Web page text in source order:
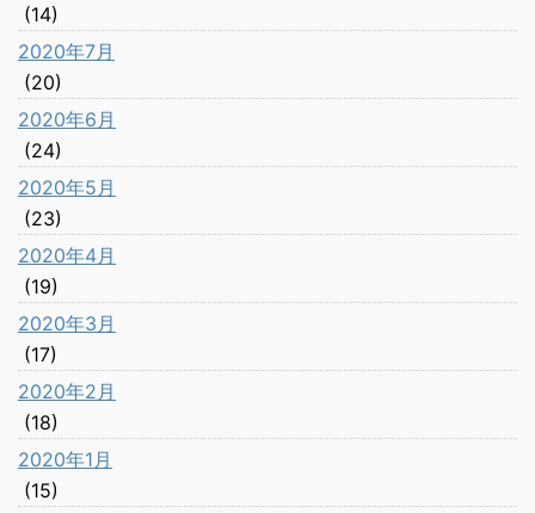
(14)
2020年7月
(20)
2020年6月
(24)
2020年5月
(23)
2020年4月
(19)
2020年3月
(17)
2020年2月
(18)
2020年1月
(15)